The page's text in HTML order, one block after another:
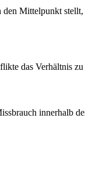
Mittelpunkt
das Verhältnis
innerhalb